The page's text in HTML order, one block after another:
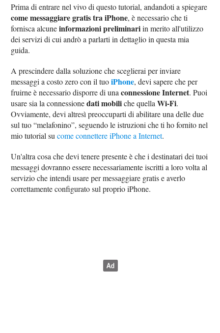
Prima di entrare nel vivo di questo tutorial, andandoti a spiegare
come messaggiare gratis tra iPhone, è necessario che ti
fornisca alcuneinformazioni preliminariin merito all'utilizzo
dei servizi di cui andrò a parlarti in dettaglio in questa mia
guida.
A prescindere dalla soluzione che sceglierai per inviare
messaggi a costo zero con il tuoiPhone, devi sapere che per
fruirne è necessario disporre di unaconnessione Internet. Puoi
usare sia la connessionedati mobiliche quellaWi-Fi.
Ovviamente, devi altresì preoccuparti di abilitare una delle due
sul tuo “melafonino”, seguendo le istruzioni che ti ho fornito nel
mio tutorial sucome connettere iPhone a Internet.
Un'altra cosa che devi tenere presente è che i destinatari dei tuoi
messaggi dovranno essere necessariamente iscritti a loro volta al
servizio che intendi usare per messaggiare gratis e averlo
correttamente configurato sul proprio iPhone.